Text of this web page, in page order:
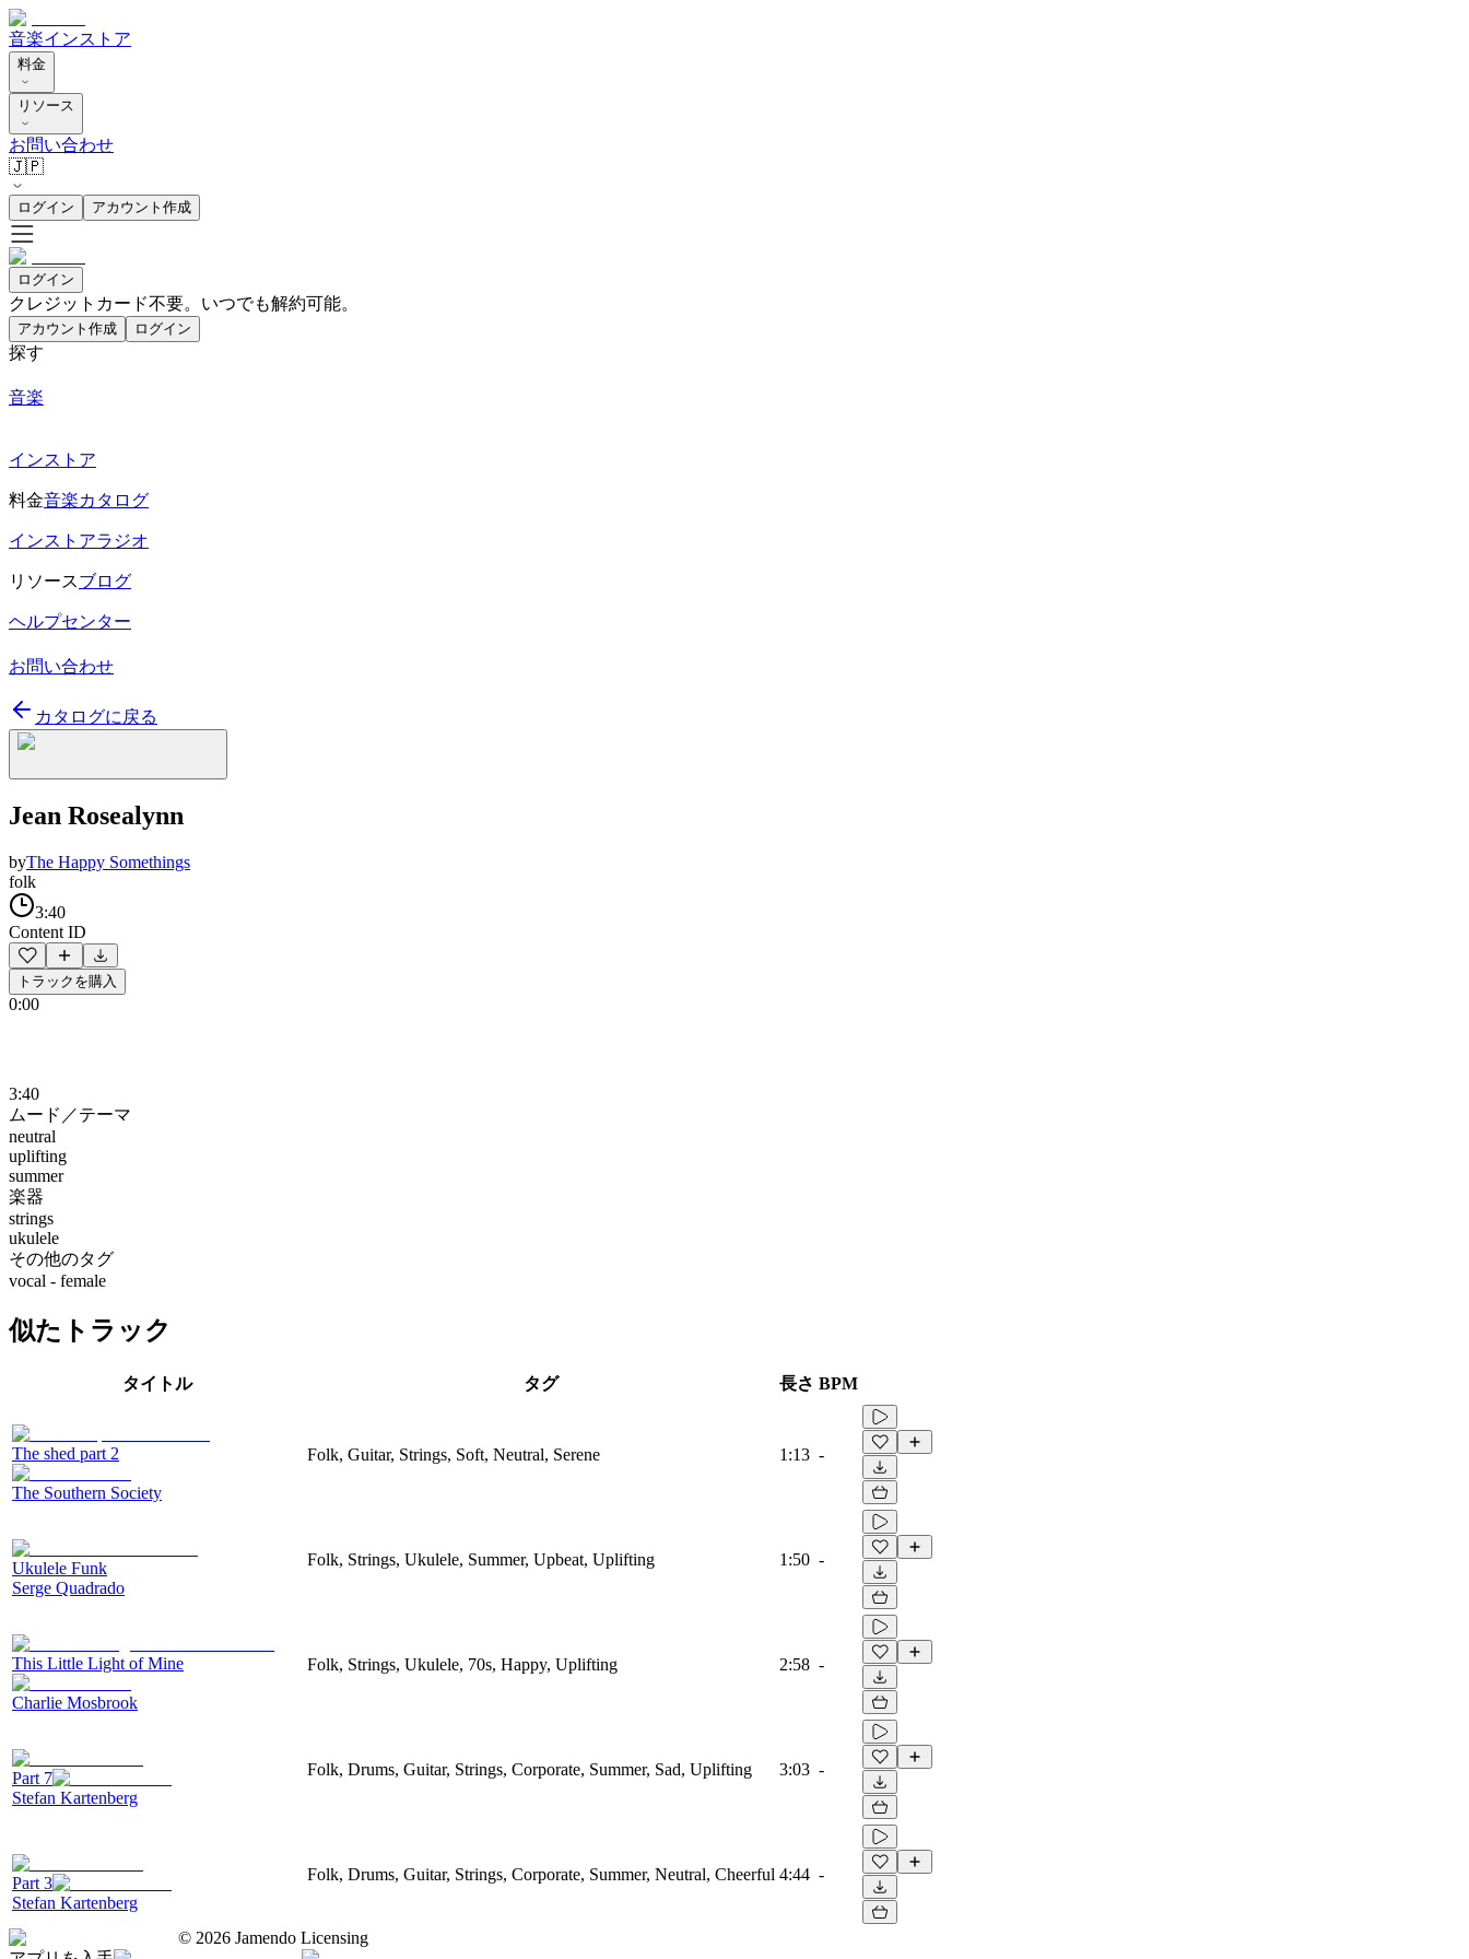
音楽インストア
料金
リソース
お問い合わせ
🇯🇵
ログイン アカウント作成
ログイン
クレジットカード不要。いつでも解約可能。
アカウント作成 ログイン
探す
音楽
インストア
料金音楽カタログ
インストアラジオ
リソースブログ
ヘルプセンター
お問い合わせ
カタログに戻る
Jean Rosealynn
byThe Happy Somethings
folk
3:40
Content ID
トラックを購入
0:00
3:40
ムード／テーマ
neutral
uplifting
summer
楽器
strings
ukulele
その他のタグ
vocal - female
似たトラック
タイトル タグ 長さ BPM
The shed part 2
The Southern Society
Folk, Guitar, Strings, Soft, Neutral, Serene 1:13 -
Ukulele Funk
Serge Quadrado
Folk, Strings, Ukulele, Summer, Upbeat, Uplifting 1:50 -
This Little Light of Mine
Charlie Mosbrook
Folk, Strings, Ukulele, 70s, Happy, Uplifting 2:58 -
Part 7
Stefan Kartenberg
Folk, Drums, Guitar, Strings, Corporate, Summer, Sad, Uplifting 3:03 -
Part 3
Stefan Kartenberg
Folk, Drums, Guitar, Strings, Corporate, Summer, Neutral, Cheerful 4:44 -
© 2026 Jamendo Licensing